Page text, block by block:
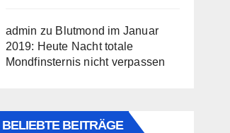
admin zu Blutmond im Januar
2019: Heute Nacht totale
Mondfinsternis nicht verpassen
BELIEBTE BEITRÄGE